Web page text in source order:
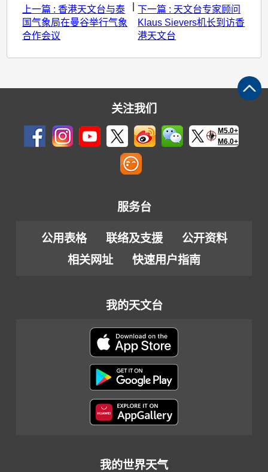
上一篇 : 香港天文台与泰
国气象局在曼谷举行气象
合作会议
下一篇 : 天文台专家顾问
Klaus Sievers机长到访香
港天文台
关注我们
M5.0+
M6.0+
服务台
公用表格 联络及支援
公开资料
相关网址
快速用户指南
我的天文台
我的世界天气